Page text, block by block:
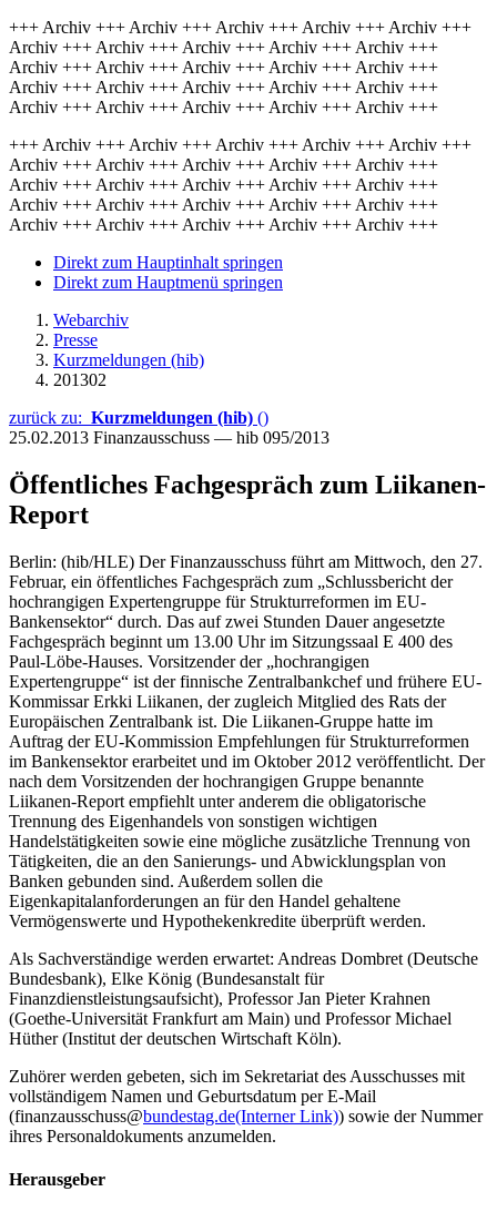
+++ Archiv +++ Archiv +++ Archiv +++ Archiv +++ Archiv +++
Archiv +++ Archiv +++ Archiv +++ Archiv +++ Archiv +++
Archiv +++ Archiv +++ Archiv +++ Archiv +++ Archiv +++
Archiv +++ Archiv +++ Archiv +++ Archiv +++ Archiv +++
Archiv +++ Archiv +++ Archiv +++ Archiv +++ Archiv +++
+++ Archiv +++ Archiv +++ Archiv +++ Archiv +++ Archiv +++
Archiv +++ Archiv +++ Archiv +++ Archiv +++ Archiv +++
Archiv +++ Archiv +++ Archiv +++ Archiv +++ Archiv +++
Archiv +++ Archiv +++ Archiv +++ Archiv +++ Archiv +++
Archiv +++ Archiv +++ Archiv +++ Archiv +++ Archiv +++
Direkt zum Hauptinhalt springen
Direkt zum Hauptmenü springen
Webarchiv
Presse
Kurzmeldungen (hib)
201302
zurück zu: Kurzmeldungen (hib) ()
25.02.2013 Finanzausschuss — hib 095/2013
Öffentliches Fachgespräch zum Liikanen-
Report
Berlin: (hib/HLE) Der Finanzausschuss führt am Mittwoch, den 27.
Februar, ein öffentliches Fachgespräch zum „Schlussbericht der
hochrangigen Expertengruppe für Strukturreformen im EU-
Bankensektor“ durch. Das auf zwei Stunden Dauer angesetzte
Fachgespräch beginnt um 13.00 Uhr im Sitzungssaal E 400 des
Paul-Löbe-Hauses. Vorsitzender der „hochrangigen
Expertengruppe“ ist der finnische Zentralbankchef und frühere EU-
Kommissar Erkki Liikanen, der zugleich Mitglied des Rats der
Europäischen Zentralbank ist. Die Liikanen-Gruppe hatte im
Auftrag der EU-Kommission Empfehlungen für Strukturreformen
im Bankensektor erarbeitet und im Oktober 2012 veröffentlicht. Der
nach dem Vorsitzenden der hochrangigen Gruppe benannte
Liikanen-Report empfiehlt unter anderem die obligatorische
Trennung des Eigenhandels von sonstigen wichtigen
Handelstätigkeiten sowie eine mögliche zusätzliche Trennung von
Tätigkeiten, die an den Sanierungs- und Abwicklungsplan von
Banken gebunden sind. Außerdem sollen die
Eigenkapitalanforderungen an für den Handel gehaltene
Vermögenswerte und Hypothekenkredite überprüft werden.
Als Sachverständige werden erwartet: Andreas Dombret (Deutsche
Bundesbank), Elke König (Bundesanstalt für
Finanzdienstleistungsaufsicht), Professor Jan Pieter Krahnen
(Goethe-Universität Frankfurt am Main) und Professor Michael
Hüther (Institut der deutschen Wirtschaft Köln).
Zuhörer werden gebeten, sich im Sekretariat des Ausschusses mit
vollständigem Namen und Geburtsdatum per E-Mail
(finanzausschuss@bundestag.de(Interner Link)) sowie der Nummer
ihres Personaldokuments anzumelden.
Herausgeber